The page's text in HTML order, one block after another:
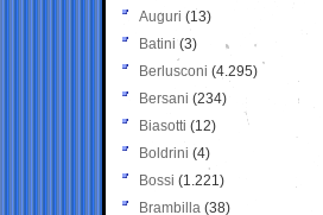
Auguri (13)
Batini (3)
Berlusconi (4.295)
Bersani (234)
Biasotti (12)
Boldrini (4)
Bossi (1.221)
Brambilla (38)